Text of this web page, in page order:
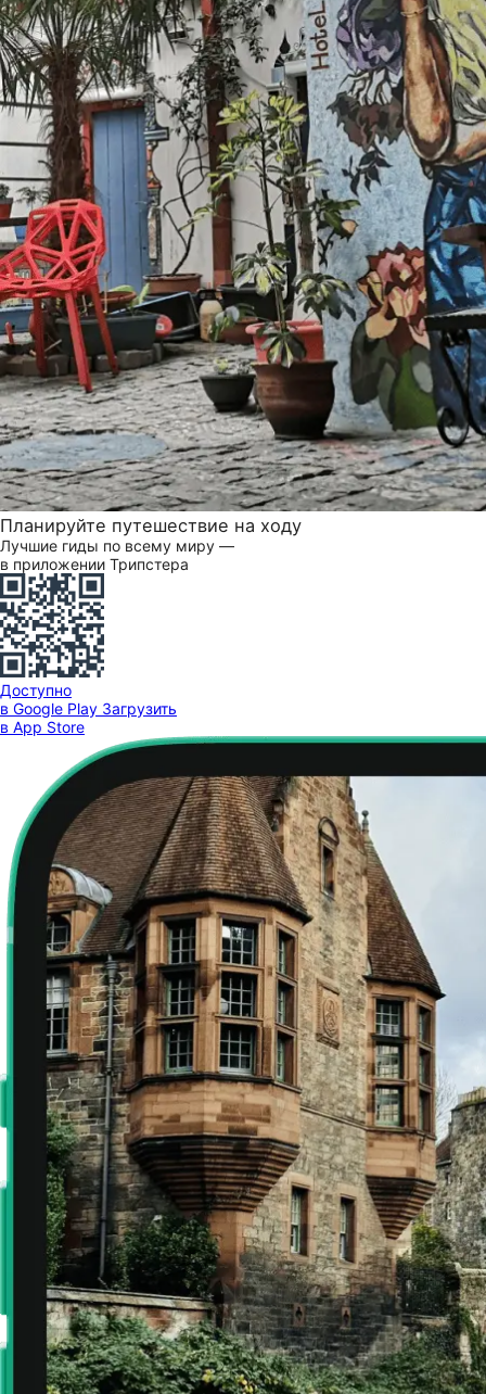
Планируйте путешествие на ходу
Лучшие гиды по всему миру —
в приложении Трипстера
Доступно
в Google Play Загрузить
в App Store